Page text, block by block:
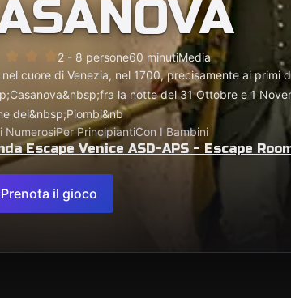
2 - 8 persone60 minutiMedia
nel cuore di Venezia, nel 1700, precisamente ai primi
la notte del 31 Ottobre e 1
dei&nbsp;Piombi&nb
NumerosiPer PrincipiantiCon I Bambini
Escape Venice ASD-APS - Escape
Prenota il gioco